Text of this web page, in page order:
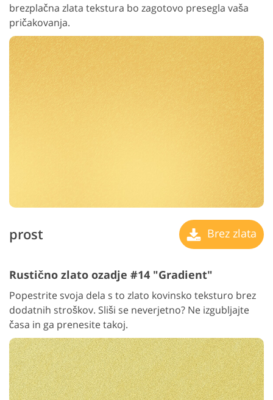
brezplačna zlata tekstura bo zagotovo presegla vaša
pričakovanja.
prost Brez zlata
Rustično zlato ozadje #14 "Gradient"
Popestrite svoja dela s to zlato kovinsko teksturo brez
dodatnih stroškov. Sliši se neverjetno? Ne izgubljajte
časa in ga prenesite takoj.